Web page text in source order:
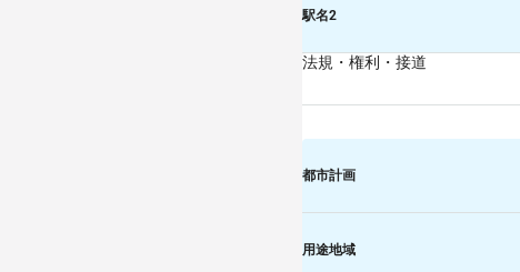
駅名2
法規・権利・接道
都市計画
用途地域